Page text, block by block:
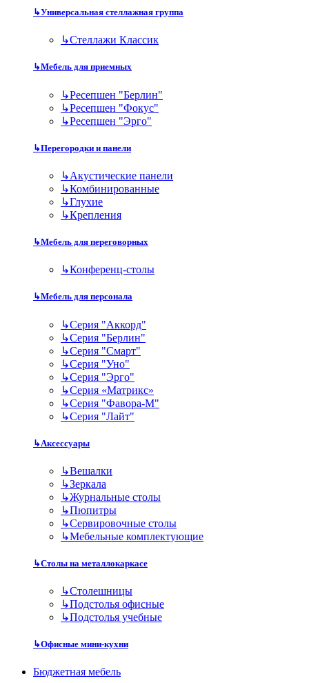
↳Универсальная стеллажная группа
↳Стеллажи Классик
↳Мебель для приемных
↳Ресепшен "Берлин"
↳Ресепшен "Фокус"
↳Ресепшен "Эрго"
↳Перегородки и панели
↳Акустические панели
↳Комбинированные
↳Глухие
↳Крепления
↳Мебель для переговорных
↳Конференц-столы
↳Мебель для персонала
↳Серия "Аккорд"
↳Серия "Берлин"
↳Серия "Смарт"
↳Серия "Уно"
↳Серия "Эрго"
↳Серия «Матрикс»
↳Серия "Фавора-М"
↳Серия "Лайт"
↳Аксессуары
↳Вешалки
↳Зеркала
↳Журнальные столы
↳Пюпитры
↳Сервировочные столы
↳Мебельные комплектующие
↳Столы на металлокаркасе
↳Столешницы
↳Подстолья офисные
↳Подстолья учебные
↳Офисные мини-кухни
Бюджетная мебель